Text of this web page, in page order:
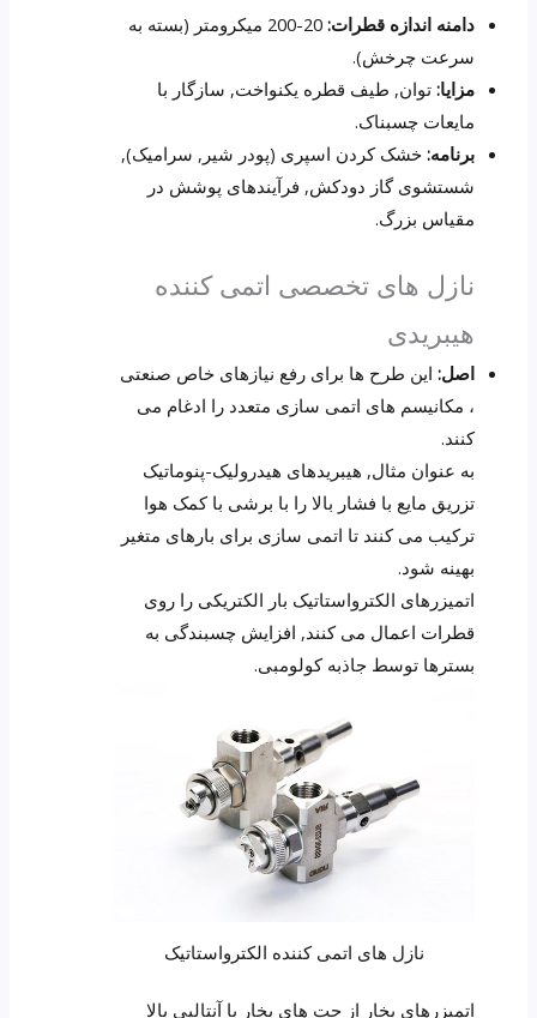
دامنه اندازه قطرات:
20-200 میکرومتر (بسته به
سرعت چرخش).
مزایا:توان, طیف قطره یکنواخت, سازگار با
مایعات چسبناک.
برنامه:خشک کردن اسپری (پودر شیر, سرامیک),
شستشوی گاز دودکش, فرآیندهای پوشش در
مقیاس بزرگ.
نازل های تخصصی اتمی کننده
هیبریدی
اصل:این طرح ها برای رفع نیازهای خاص صنعتی
، مکانیسم های اتمی سازی متعدد را ادغام می
کنند.
به عنوان مثال, هیبریدهای هیدرولیک-پنوماتیک
تزریق مایع با فشار بالا را با برشی با کمک هوا
ترکیب می کنند تا اتمی سازی برای بارهای متغیر
بهینه شود.
اتمیزرهای الکترواستاتیک بار الکتریکی را روی
قطرات اعمال می کنند, افزایش چسبندگی به
بسترها توسط جاذبه کولومبی.
نازل های اتمی کننده الکترواستاتیک
اتمیزرهای بخار از جت های بخار با آنتالپی بالا